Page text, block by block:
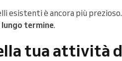
è ancora più prezioso.
lungo termine.
tua attività